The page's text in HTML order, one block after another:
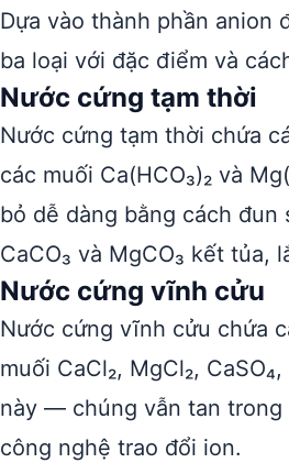
Dựa vào thành phần anion
ba loại với đặc điểm và
Nước cứng tạm thời
Nước cứng tạm thời chứa
các muối Ca(HCO₃)₂ và
bỏ dễ dàng bằng cách
CaCO₃ và MgCO₃ kết tủa,
Nước cứng vĩnh cửu
Nước cứng vĩnh cửu chứa
muối CaCl₂, MgCl₂,
này — chúng vẫn tan trong
công nghệ trao đổi ion.